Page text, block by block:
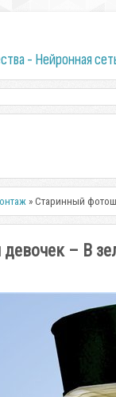
- Нейронная
» Старинный
– В